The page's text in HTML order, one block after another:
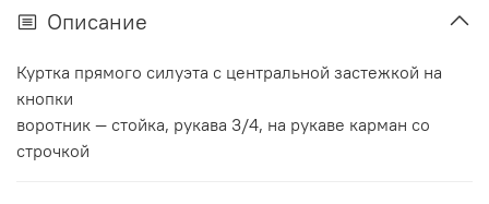
Описание
Куртка прямого силуэта с центральной застежкой на
кнопки
воротник — стойка, рукава 3/4, на рукаве карман со
строчкой